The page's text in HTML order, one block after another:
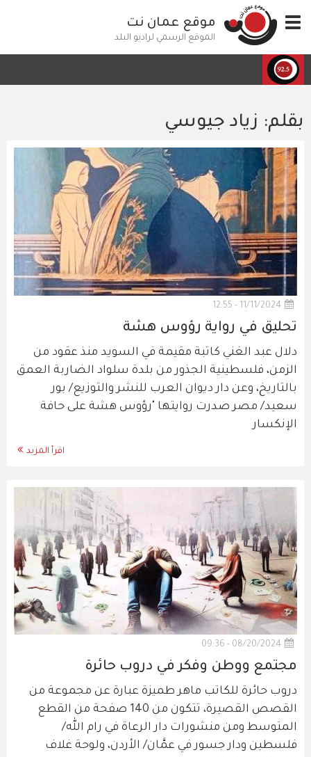
إلى
المحتوى
الرئيسي
Toggle
navigation
موقع عمان نت
الموقع الرسمي لراديو البلد
بقلم: زياد جيوسي
11/11/2024 - 12:55
تحليق في رواية رؤوس هشة
دلال عبد الغني كاتبة مقيمة في السويد منذ عقود من
الزمن، فلسطينية الجذور من بلدة سلواد الضاربة العمق
بالتاريخ، وعن دار ديوان العرب للنشر والتوزيع/ بور
سعيد/ مصر صدرت روايتها "رؤوس هشة على حافة
الإنكسار
اقرأ المزيد
08/20/2024 - 09:36
مجتمع ووطن وفكر في دروب حائرة
دروب حائرة للكاتب ماهر طميزة عبارة عن مجموعة من
القصص القصيرة، تتكون من 140 صفحة من القطع
المتوسط ومن منشورات دار الرعاة في رام الله/
فلسطين ودار جسور في عمَّان/ الأردن، ولوحة غلاف